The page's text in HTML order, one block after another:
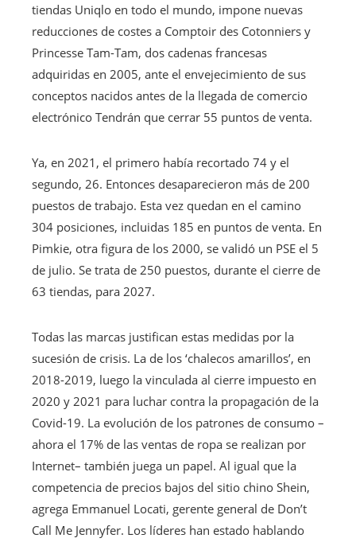
tiendas Uniqlo en todo el mundo, impone nuevas
reducciones de costes a Comptoir des Cotonniers y
Princesse Tam-Tam, dos cadenas francesas
adquiridas en 2005, ante el envejecimiento de sus
conceptos nacidos antes de la llegada de comercio
electrónico Tendrán que cerrar 55 puntos de venta.
Ya, en 2021, el primero había recortado 74 y el
segundo, 26. Entonces desaparecieron más de 200
puestos de trabajo. Esta vez quedan en el camino
304 posiciones, incluidas 185 en puntos de venta. En
Pimkie, otra figura de los 2000, se validó un PSE el 5
de julio. Se trata de 250 puestos, durante el cierre de
63 tiendas, para 2027.
Todas las marcas justifican estas medidas por la
sucesión de crisis. La de los ‘chalecos amarillos’, en
2018-2019, luego la vinculada al cierre impuesto en
2020 y 2021 para luchar contra la propagación de la
Covid-19. La evolución de los patrones de consumo –
ahora el 17% de las ventas de ropa se realizan por
Internet– también juega un papel. Al igual que la
competencia de precios bajos del sitio chino Shein,
agrega Emmanuel Locati, gerente general de Don’t
Call Me Jennyfer. Los líderes han estado hablando